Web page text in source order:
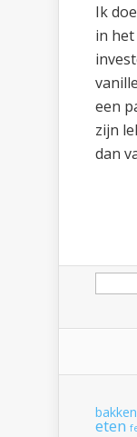
Ik
in
een
zijn
dan
bakken
eten